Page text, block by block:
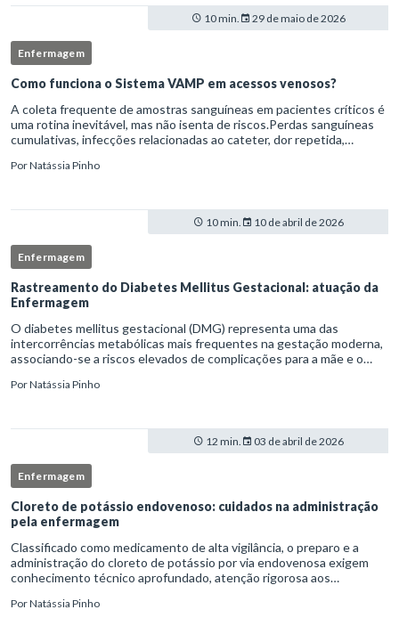
10 min. 29 de maio de 2026
Enfermagem
Como funciona o Sistema VAMP em acessos venosos?
A coleta frequente de amostras sanguíneas em pacientes críticos é
uma rotina inevitável, mas não isenta de riscos.Perdas sanguíneas
cumulativas, infecções relacionadas ao cateter, dor repetida,
PorNatássia Pinho
10 min. 10 de abril de 2026
Enfermagem
Rastreamento do Diabetes Mellitus Gestacional: atuação da
Enfermagem
O diabetes mellitus gestacional (DMG) representa uma das
intercorrências metabólicas mais frequentes na gestação moderna,
associando-se a riscos elevados de complicações para a mãe e o
enferm
PorNatássia Pinho
12 min. 03 de abril de 2026
Enfermagem
Cloreto de potássio endovenoso: cuidados na administração
pela enfermagem
Classificado como medicamento de alta vigilância, o preparo e a
administração do cloreto de potássio por via endovenosa exigem
conhecimento técnico aprofundado, atenção rigorosa aos
enfermag
PorNatássia Pinho